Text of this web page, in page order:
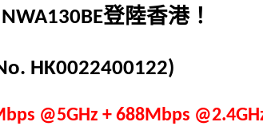
NWA130BE登陸香港！
HK0022400122)
@5GHz + 688Mbps